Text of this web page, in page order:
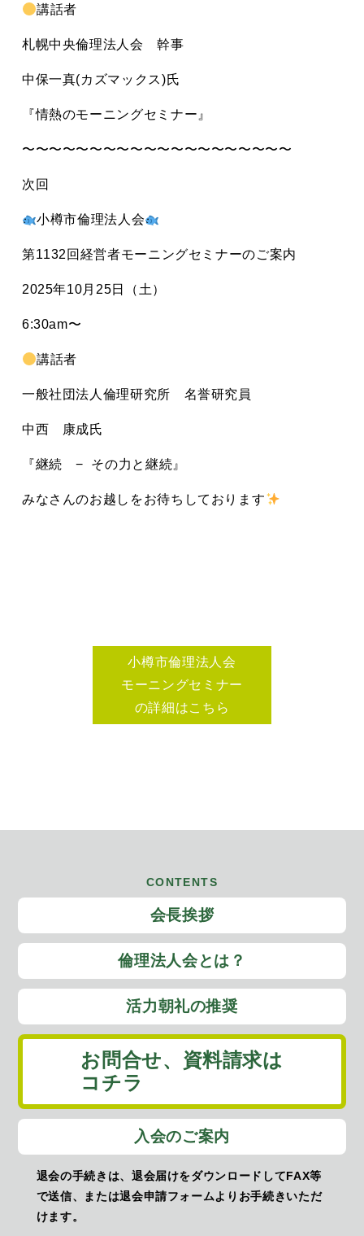
講話者
札幌中央倫理法人会 幹事
中保一真(カズマックス)氏
『情熱のモーニングセミナー 』
〜〜〜〜〜〜〜〜〜〜〜〜〜〜〜〜〜〜〜〜
次回
小樽市倫理法人会
第1132回経営者モーニングセミナーのご案内
2025年10月25日（土）
6:30am〜
講話者
一般社団法人倫理研究所 名誉研究員
中西 康成氏
『継続 − その力と継続』
みなさんのお越しをお待ちしております
小樽市倫理法人会
モーニングセミナー
の詳細はこちら
CONTENTS
会長挨拶
倫理法人会とは？
活力朝礼の推奨
お問合せ、 資料請求は
コチラ
入会のご案内
退会の手続きは、退会届けをダウンロードしてFAX等
で送信、または退会申請フォームよりお手続きいただ
けます。